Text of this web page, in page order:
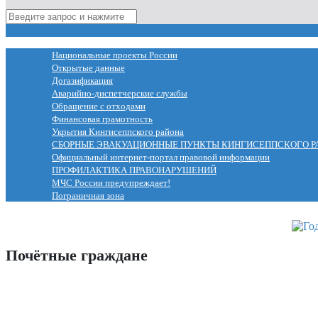
Национальные проекты России
Открытые данные
Догазификация
Аварийно-диспетчерские службы
Обращение с отходами
Финансовая грамотность
Укрытия Кингисеппского района
СБОРНЫЕ ЭВАКУАЦИОННЫЕ ПУНКТЫ КИНГИСЕППСКОГО
Официальный интернет-портал правовой информации
ПРОФИЛАКТИКА ПРАВОНАРУШЕНИЙ
МЧС России предупреждает!
Пограничная зона
Почётные граждане